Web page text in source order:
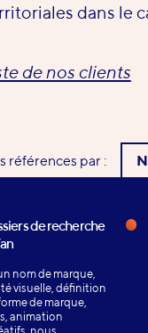
dans le
de nos clients
références par :
de recherche
nom de marque,
visuelle, définition
de marque,
animation